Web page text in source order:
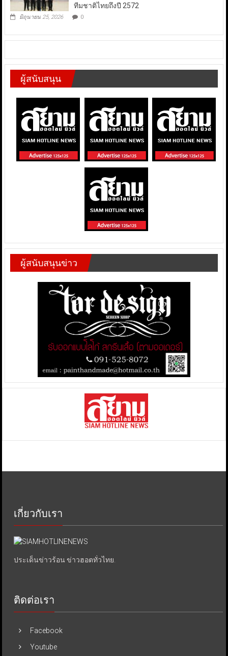
ทีมชาติไทยถึงปี 2572
มิถุนายน 25, 2026 0
ผู้สนับสนุน
ผู้สนับสนุนข่าว
เกี่ยวกับเรา
ประเด็นข่าวร้อน ข่าวฮอตทั่วไทย.
ติดต่อเรา
Facebook
Youtube